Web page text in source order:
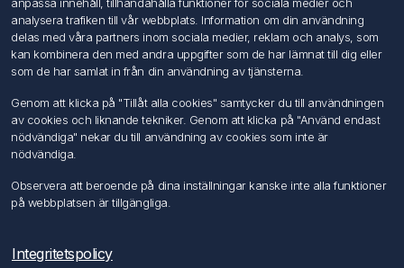
Sök
Mitt konto
Mina ordrar
Mina adresser
Följ oss
anpassa innehåll, tillhandahålla funktioner för sociala medier och
analysera trafiken till vår webbplats. Information om din användning
delas med våra partners inom sociala medier, reklam och analys, som
kan kombinera den med andra uppgifter som de har lämnat till dig eller
som de har samlat in från din användning av tjänsterna.
Genom att klicka på "Tillåt alla cookies" samtycker du till användningen
av cookies och liknande tekniker. Genom att klicka på "Använd endast
nödvändiga" nekar du till användning av cookies som inte är
nödvändiga.
Observera att beroende på dina inställningar kanske inte alla funktioner
på webbplatsen är tillgängliga.
Integritetspolicy